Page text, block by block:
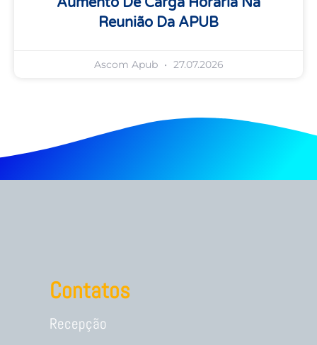
Reunião Da APUB
Ascom Apub 27.07.2026
Contatos
Recepção